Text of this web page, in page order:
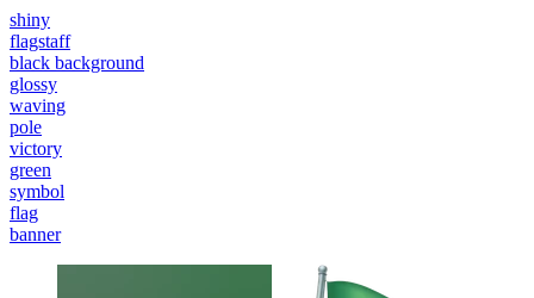
shiny
flagstaff
black background
glossy
waving
pole
victory
green
symbol
flag
banner